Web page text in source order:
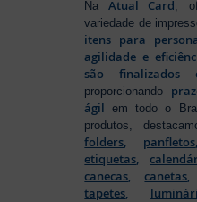
NaAtual Card ,
variedade de
itens para
agilidade e
são
proporcionando
ágil em todo o
produtos,
folders, panfletos
etiquetas,
canecas,canetas,
tapetes,